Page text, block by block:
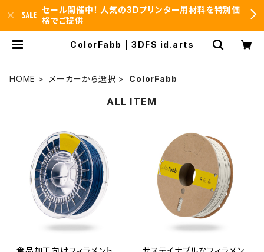
セール開催中！ 人気の3Dプリンター用材料を特別価
格でご提供
ColorFabb | 3DFS id.arts
HOME メーカーから選択 ColorFabb
ALL ITEM